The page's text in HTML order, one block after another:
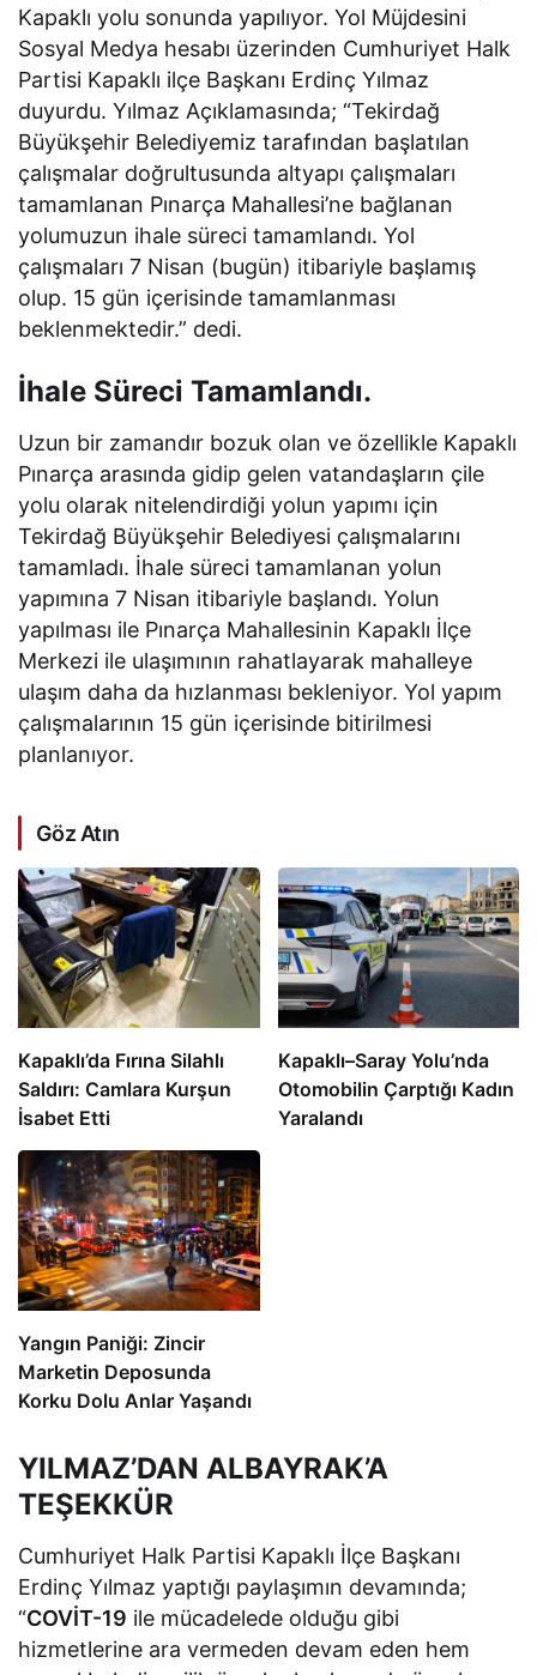
Kapaklı yolu sonunda yapılıyor. Yol Müjdesini
Sosyal Medya hesabı üzerinden Cumhuriyet Halk
Partisi Kapaklı ilçe Başkanı Erdinç Yılmaz
duyurdu. Yılmaz Açıklamasında; “Tekirdağ
Büyükşehir Belediyemiz tarafından başlatılan
çalışmalar doğrultusunda altyapı çalışmaları
tamamlanan Pınarça Mahallesi’ne bağlanan
yolumuzun ihale süreci tamamlandı. Yol
çalışmaları 7 Nisan (bugün) itibariyle başlamış
olup. 15 gün içerisinde tamamlanması
beklenmektedir.” dedi.
İhale Süreci Tamamlandı.
Uzun bir zamandır bozuk olan ve özellikle Kapaklı
Pınarça arasında gidip gelen vatandaşların çile
yolu olarak nitelendirdiği yolun yapımı için
Tekirdağ Büyükşehir Belediyesi çalışmalarını
tamamladı. İhale süreci tamamlanan yolun
yapımına 7 Nisan itibariyle başlandı. Yolun
yapılması ile Pınarça Mahallesinin Kapaklı İlçe
Merkezi ile ulaşımının rahatlayarak mahalleye
ulaşım daha da hızlanması bekleniyor. Yol yapım
çalışmalarının 15 gün içerisinde bitirilmesi
planlanıyor.
Göz Atın
Kapaklı’da Fırına Silahlı
Saldırı: Camlara Kurşun
İsabet Etti
Kapaklı–Saray Yolu’nda
Otomobilin Çarptığı Kadın
Yaralandı
Yangın Paniği: Zincir
Marketin Deposunda
Korku Dolu Anlar Yaşandı
YILMAZ’DAN ALBAYRAK’A
TEŞEKKÜR
Cumhuriyet Halk Partisi Kapaklı İlçe Başkanı
Erdinç Yılmaz yaptığı paylaşımın devamında;
“COVİT-19 ile mücadelede olduğu gibi
hizmetlerine ara vermeden devam eden hem